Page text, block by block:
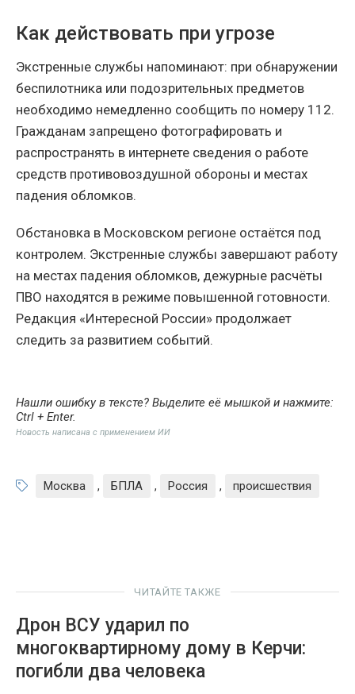
Как действовать при угрозе
Экстренные службы напоминают: при обнаружении
беспилотника или подозрительных предметов
необходимо немедленно сообщить по номеру 112.
Гражданам запрещено фотографировать и
распространять в интернете сведения о работе
средств противовоздушной обороны и местах
падения обломков.
Обстановка в Московском регионе остаётся под
контролем. Экстренные службы завершают работу
на местах падения обломков, дежурные расчёты
ПВО находятся в режиме повышенной готовности.
Редакция «Интересной России» продолжает
следить за развитием событий.
Нашли ошибку в тексте? Выделите её мышкой и нажмите:
Ctrl + Enter.
Новость написана с применением ИИ
Москва , БПЛА , Россия , происшествия
ЧИТАЙТЕ ТАКЖЕ
Дрон ВСУ ударил по
многоквартирному дому в Керчи:
погибли два человека